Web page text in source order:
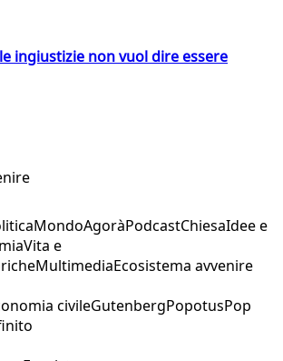
ingiustizie non vuol dire essere
MondoAgoràPodcastChiesaIdee e
Vita e
MultimediaEcosistema avvenire
civileGutenbergPopotusPop